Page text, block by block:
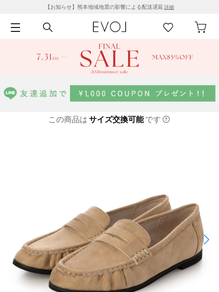
【お知らせ】熊本地域地震の影響による配送遅延 詳細
この商品は サイズ交換可能です